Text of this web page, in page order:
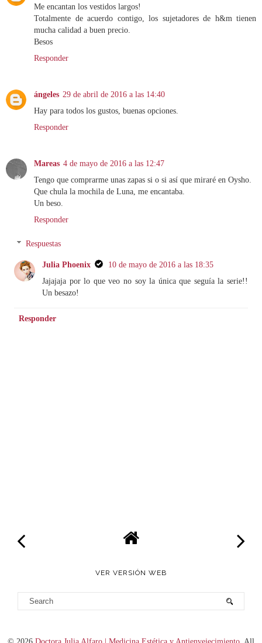
Me encantan los vestidos largos!
Totalmente de acuerdo contigo, los sujetadores de h&m tienen
mucha calidad a buen precio.
Besos
Responder
ángeles 29 de abril de 2016 a las 14:40
Hay para todos los gustos, buenas opciones.
Responder
Mareas 4 de mayo de 2016 a las 12:47
Tengo que comprarme unas zapas si o si así que miraré en Oysho.
Que chula la mochila de Luna, me encantaba.
Un beso.
Responder
Respuestas
Julia Phoenix
10 de mayo de 2016 a las 18:35
Jajajaja por lo que veo no soy la única que seguía la serie!!
Un besazo!
Responder
VER VERSIÓN WEB